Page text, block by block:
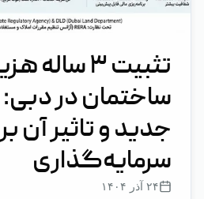
تثبیت ۳
ساختمان در دبی:
جدید و تاثیر آن بر
سرمایه‌گذاری
۲۴ آذر ۱۴۰۴